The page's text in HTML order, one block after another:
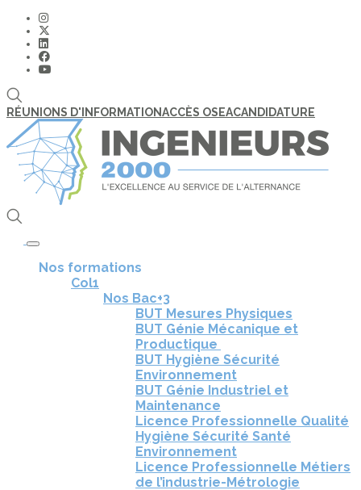
RÉUNIONS D'INFORMATIONACCÈS OSEACANDIDATURE
Toggle navigation
Nos formations
Col1
Nos Bac+3
BUT Mesures Physiques
BUT Génie Mécanique et
Productique
BUT Hygiène Sécurité
Environnement
BUT Génie Industriel et
Maintenance
Licence Professionnelle Qualité
Hygiène Sécurité Santé
Environnement
Licence Professionnelle Métiers
de l’industrie-Métrologie